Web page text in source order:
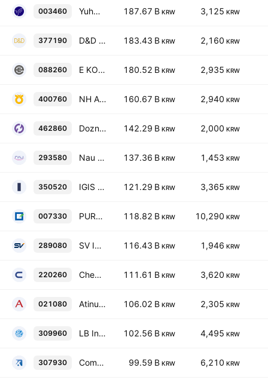
003460 Yuhwa Securities Co., Ltd. 187.67 B KRW 3,125 KRW
377190 D&D Platform REIT Co., Ltd. 183.43 B KRW 2,160 KRW
088260 E KOCREF CR-REIT 180.52 B KRW 2,935 KRW
400760 NH All-One REIT Co., Ltd. 160.67 B KRW 2,940 KRW
462860 Dozn Inc. 142.29 B KRW 2,000 KRW
293580 Nau IB Capital 137.36 B KRW 1,453 KRW
350520 IGIS RESIDENCE REIT Co., Ltd. 121.29 B KRW 3,365 KRW
007330 PUREUN SAVINGS BANK 118.82 B KRW 10,290 KRW
289080 SV INVESTMENT Corp. 116.43 B KRW 1,946 KRW
220260 Chemtros Co. Ltd. 111.61 B KRW 3,620 KRW
021080 Atinum Investment Co., Ltd 106.02 B KRW 2,305 KRW
309960 LB Investment Inc. 102.56 B KRW 4,495 KRW
307930 Company K Partners Limited 99.59 B KRW 6,210 KRW